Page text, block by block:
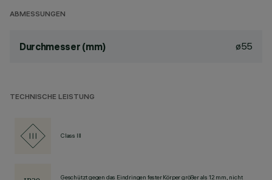
ABMESSUNGEN
Durchmesser (mm) ø55
TECHNISCHE LEISTUNG
Class III
Geschützt gegen das Eindringen fester Körper größer als 12 mm, nicht